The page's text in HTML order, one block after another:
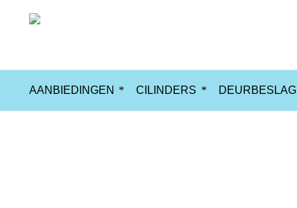
AANBIEDINGEN CILINDERS DEURBESLAG